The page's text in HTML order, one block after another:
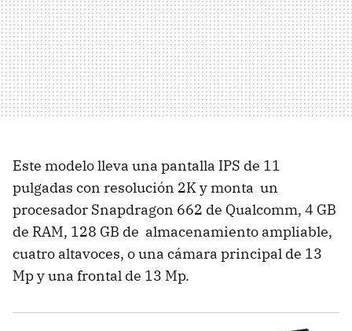
Este modelo lleva una pantalla IPS de 11
pulgadas con resolución 2K y monta un
procesador Snapdragon 662 de Qualcomm, 4 GB
de RAM, 128 GB de almacenamiento ampliable,
cuatro altavoces, o una cámara principal de 13
Mp y una frontal de 13 Mp.